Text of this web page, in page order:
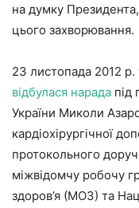
на думку
цього захворювання.
23 листопада 2012 р.
відбулася нарада під
України Миколи
кардіохірургічної
протокольного
міжвідомчу робочу
здоров’я (МОЗ) та